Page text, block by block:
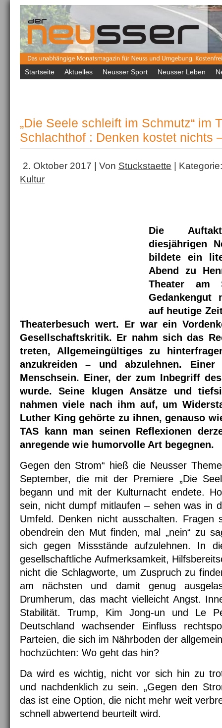
Startseite Aktuelles Neusser Sport Neusser Leben
„Die Seele schleift im Schmutz“ im
Schlachthof : Denken kostet nichts
2. Oktober 2017 | Von Stuckstaette |
Kultur
Die
diesjährigen
bildete ein
Abend zu
Theater am
Gedankengut
auf heutige
Theaterbesuch wert. Er war ein
Gesellschaftskritik. Er nahm sich das
treten, Allgemeingültiges zu
anzukreiden – und abzulehnen.
Menschsein. Einer, der zum Inbegriff
wurde. Seine klugen Ansätze und
nahmen viele nach ihm auf, um
Luther King gehörte zu ihnen, genauso
TAS kann man seinen Reflexionen
anregende wie humorvolle Art begegnen.
Gegen den Strom“ hieß die Neusser
September, die mit der Premiere „Die
begann und mit der Kulturnacht endete.
sein, nicht dumpf mitlaufen – sehen was in
Umfeld. Denken nicht ausschalten. Fragen
obendrein den Mut finden, mal „nein“ zu
sich gegen Missstände aufzulehnen. In
gesellschaftliche Aufmerksamkeit,
nicht die Schlagworte, um Zuspruch zu
am nächsten und damit genug
Drumherum, das macht vielleicht Angst.
Stabilität. Trump, Kim Jong-un und Le
Deutschland wachsender Einfluss
Parteien, die sich im Nährboden der
hochzüchten: Wo geht das hin?
Da wird es wichtig, nicht vor sich hin zu
und nachdenklich zu sein. „Gegen den
das ist eine Option, die nicht mehr weit
schnell abwertend beurteilt wird.